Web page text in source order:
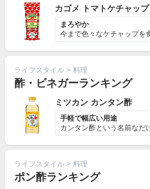
カゴメ トマトケチャップ
まろやか
ライフスタイル > 料理
酢・ビネガーランキング
ミツカン カンタン酢
手軽で幅広い用途
ライフスタイル > 料理
ポン酢ランキング